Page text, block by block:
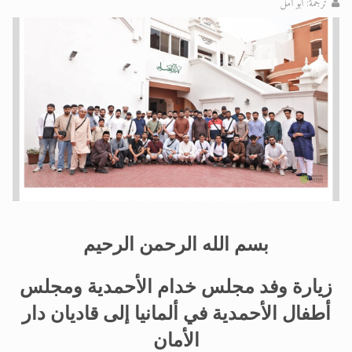
اقرأ هذا الكتاب وتعرّف على حقيقة
ترجمة: أبو أمل
بسم الله الرحمن الرحيم
زيارة وفد مجلس خدام الأحمدية ومجلس
أطفال الأحمدية في ألمانيا إلى قاديان دار
الأمان